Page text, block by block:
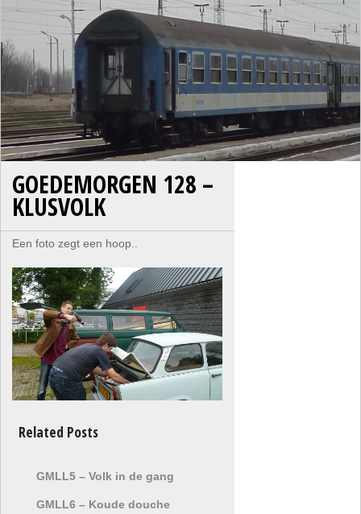
GOEDEMORGEN 128 –
KLUSVOLK
Een foto zegt een hoop..
Related Posts
GMLL5 – Volk in de gang
GMLL6 – Koude douche